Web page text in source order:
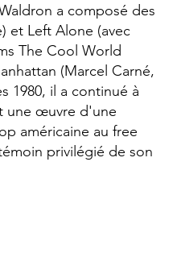
a composé des
et Left Alone (avec
The Cool World
(Marcel Carné,
1980, il a continué à
une œuvre d'une
américaine au free
privilégié de son